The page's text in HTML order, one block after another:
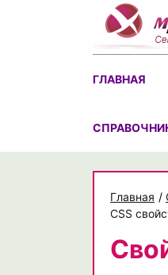
ГЛАВНАЯ
CПРАВОЧНИК
Главная /
CSS